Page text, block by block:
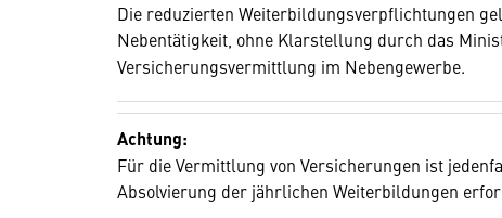
Die reduzierten Weiterbildungsverpflichtungen
Nebentätigkeit, ohne Klarstellung durch das
Versicherungsvermittlung im Nebengewerbe.
Achtung:
Für die Vermittlung von Versicherungen ist
Absolvierung der jährlichen Weiterbildungen